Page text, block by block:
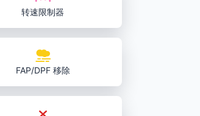
转速限制器
FAP/DPF 移除